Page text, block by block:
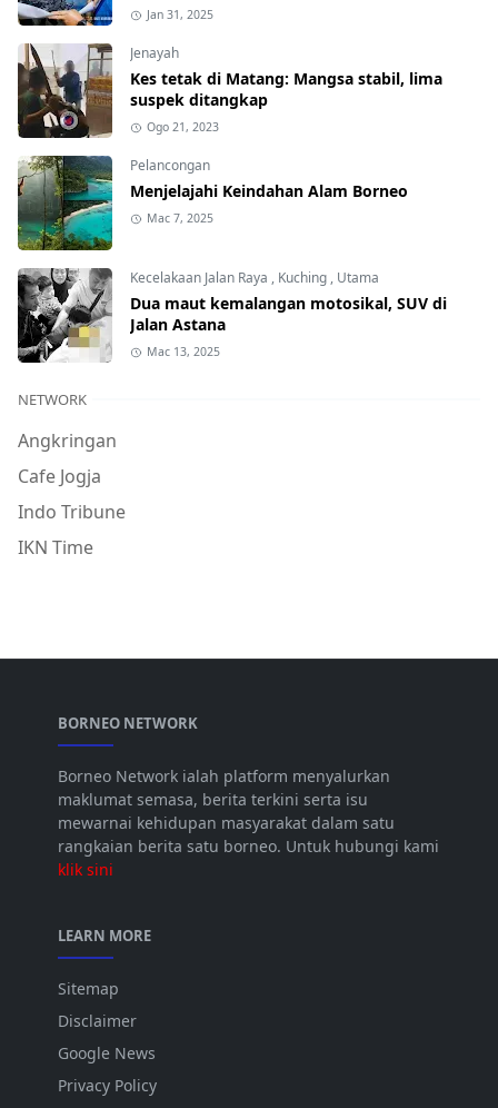
Jan 31, 2025
Jenayah
Kes tetak di Matang: Mangsa stabil, lima
suspek ditangkap
Ogo 21, 2023
Pelancongan
Menjelajahi Keindahan Alam Borneo
Mac 7, 2025
Kecelakaan Jalan Raya , Kuching, Utama
Dua maut kemalangan motosikal, SUV di
Jalan Astana
Mac 13, 2025
NETWORK
Angkringan
Cafe Jogja
Indo Tribune
IKN Time
BORNEO NETWORK
Borneo Network ialah platform menyalurkan
maklumat semasa, berita terkini serta isu
mewarnai kehidupan masyarakat dalam satu
rangkaian berita satu borneo. Untuk hubungi kami
klik sini
LEARN MORE
Sitemap
Disclaimer
Google News
Privacy Policy